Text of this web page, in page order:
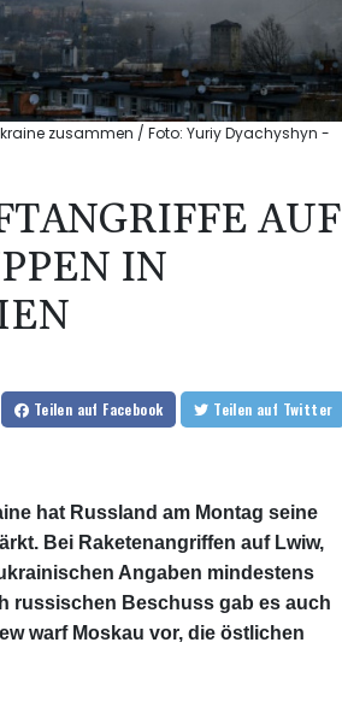
zusammen / Foto: Yuriy Dyachyshyn -
AUF
IN
Teilen auf Facebook Teilen auf Twitter
hat Russland am Montag seine
Bei Raketenangriffen auf Lwiw,
Angaben mindestens
russischen Beschuss gab es auch
warf Moskau vor, die östlichen